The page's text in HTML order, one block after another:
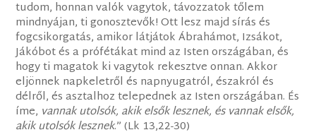
tudom, honnan valók vagytok, távozzatok tőlem
mindnyájan, ti gonosztevők! Ott lesz majd sírás és
fogcsikorgatás, amikor látjátok Ábrahámot, Izsákot,
Jákóbot és a prófétákat mind az Isten országában, és
hogy ti magatok ki vagytok rekesztve onnan. Akkor
eljönnek napkeletről és napnyugatról, északról és
délről, és asztalhoz telepednek az Isten országában. És
íme, vannak utolsók, akik elsők lesznek, és vannak elsők,
akik utolsók lesznek.” (Lk 13,22-30)